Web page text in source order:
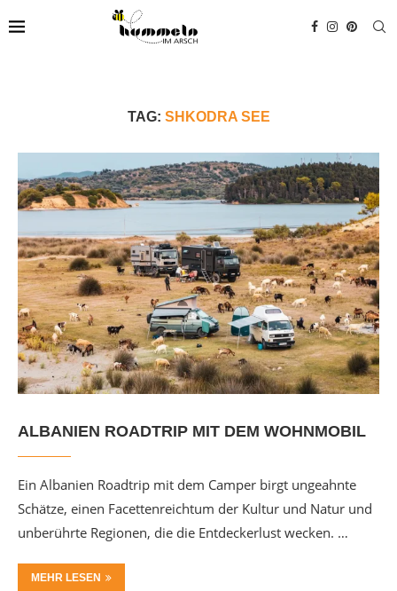
TAG: SHKODRA SEE
ALBANIEN ROADTRIP MIT DEM WOHNMOBIL
Ein Albanien Roadtrip mit dem Camper birgt ungeahnte
Schätze, einen Facettenreichtum der Kultur und Natur und
unberührte Regionen, die die Entdeckerlust wecken. …
MEHR LESEN